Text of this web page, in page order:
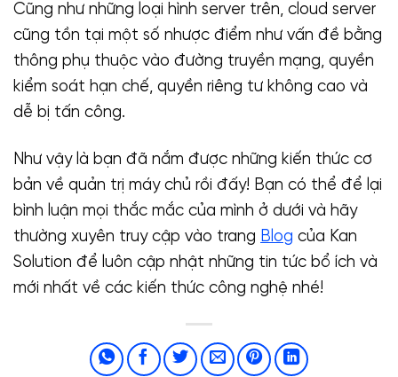
Cũng như những loại hình server trên, cloud server
cũng tồn tại một số nhược điểm như vấn đề bằng
thông phụ thuộc vào đường truyền mạng, quyền
kiểm soát hạn chế, quyền riêng tư không cao và
dễ bị tấn công.
Như vậy là bạn đã nắm được những kiến thức cơ
bản về quản trị máy chủ rồi đấy! Bạn có thể để lại
bình luận mọi thắc mắc của mình ở dưới và hãy
thường xuyên truy cập vào trang Blog của Kan
Solution để luôn cập nhật những tin tức bổ ích và
mới nhất về các kiến thức công nghệ nhé!